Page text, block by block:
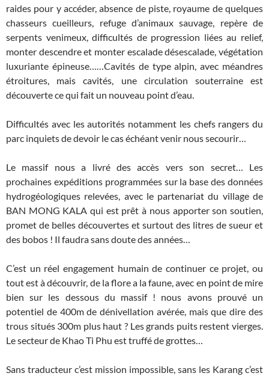
raides pour y accéder, absence de piste, royaume de quelques
chasseurs cueilleurs, refuge d’animaux sauvage, repère de
serpents venimeux, difficultés de progression liées au relief,
monter descendre et monter escalade désescalade, végétation
luxuriante épineuse……Cavités de type alpin, avec méandres
étroitures, mais cavités, une circulation souterraine est
découverte ce qui fait un nouveau point d’eau.
Difficultés avec les autorités notamment les chefs rangers du
parc inquiets de devoir le cas échéant venir nous secourir…
Le massif nous a livré des accès vers son secret… Les
prochaines expéditions programmées sur la base des données
hydrogéologiques relevées, avec le partenariat du village de
BAN MONG KALA qui est prêt à nous apporter son soutien,
promet de belles découvertes et surtout des litres de sueur et
des bobos ! Il faudra sans doute des années…
C’est un réel engagement humain de continuer ce projet, ou
tout est à découvrir, de la flore a la faune, avec en point de mire
bien sur les dessous du massif ! nous avons prouvé un
potentiel de 400m de dénivellation avérée, mais que dire des
trous situés 300m plus haut ? Les grands puits restent vierges.
Le secteur de Khao Ti Phu est truffé de grottes…
Sans traducteur c’est mission impossible, sans les Karang c’est